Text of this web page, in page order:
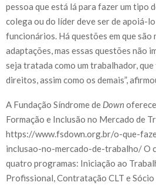
pessoa que está lá para fazer um tipo
colega ou do líder deve ser de apoiá-
funcionários. Há questões em que são
adaptações, mas essas questões não
seja tratada como um trabalhador,
direitos, assim como os demais”,
A Fundação Síndrome de Down
Formação e Inclusão no Mercado de
https://www.fsdown.org.br/o-que-
inclusao-no-mercado-de-trabalho/ O
quatro programas: Iniciação ao
Profissional, Contratação CLT e